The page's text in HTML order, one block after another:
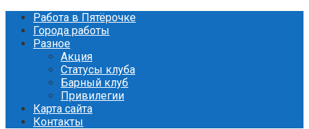
Перейти
контенту
Работа в Пятёрочке
Города работы
Разное
Акция
Статусы клуба
Барный клуб
Привилегии
Карта сайта
Контакты